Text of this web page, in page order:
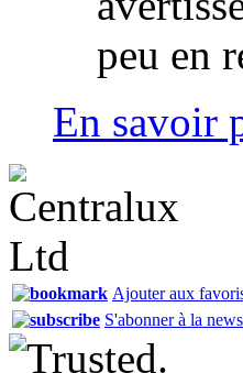
peu en
En savoir
Ajouter aux
S'abonner à la